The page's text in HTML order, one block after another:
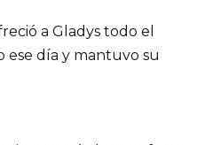
a Gladys todo el
ese día y mantuvo su